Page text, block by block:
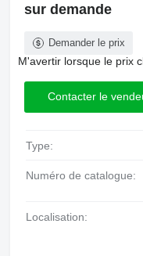
sur demande
Demander le prix
M'avertir lorsque le prix
Contacter le
Type:
Numéro de catalogue:
Localisation: